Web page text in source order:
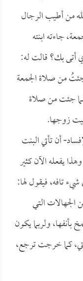
من أطيب الرجال
جاءته ابنته
أتى بك؟ قالت له:
من صلاة الجمعة
جئت من صلاة
زوجها.
أن تأتي البنت
يفعله الآن كثير
تافه، فيقول لها:
التي
بأنفها، ولربما يكون
كما خرجت ترجع،